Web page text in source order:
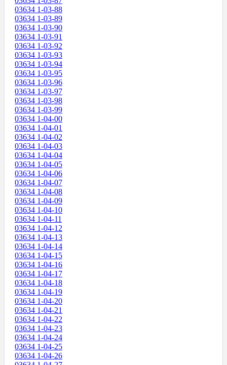
03634 1-03-88
03634 1-03-89
03634 1-03-90
03634 1-03-91
03634 1-03-92
03634 1-03-93
03634 1-03-94
03634 1-03-95
03634 1-03-96
03634 1-03-97
03634 1-03-98
03634 1-03-99
03634 1-04-00
03634 1-04-01
03634 1-04-02
03634 1-04-03
03634 1-04-04
03634 1-04-05
03634 1-04-06
03634 1-04-07
03634 1-04-08
03634 1-04-09
03634 1-04-10
03634 1-04-11
03634 1-04-12
03634 1-04-13
03634 1-04-14
03634 1-04-15
03634 1-04-16
03634 1-04-17
03634 1-04-18
03634 1-04-19
03634 1-04-20
03634 1-04-21
03634 1-04-22
03634 1-04-23
03634 1-04-24
03634 1-04-25
03634 1-04-26